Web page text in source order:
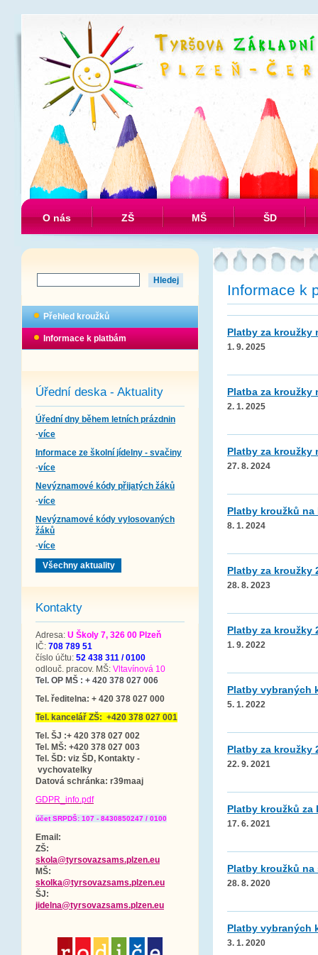
O nás ZŠ MŠ ŠD
Přehled kroužků
Informace k platbám
Úřední deska - Aktuality
Úřední dny během letních prázdnin
-více
Informace ze školní jídelny - svačiny
-více
Nevýznamové kódy přijatých žáků
-více
Nevýznamové kódy vylosovaných
žáků
-více
Všechny aktuality
Kontakty
Adresa: U Školy 7, 326 00 Plzeň
IČ: 708 789 51
číslo účtu: 52 438 311 / 0100
odlouč. pracov. MŠ: Vltavínová 10
Tel. OP MŠ : + 420 378 027 006
Tel. ředitelna: + 420 378 027 000
Tel. kancelář ZŠ: +420 378 027 001
Tel. ŠJ :+ 420 378 027 002
Tel. MŠ: +420 378 027 003
Tel. ŠD: viz ŠD, Kontakty -
vychovatelky
Datová schránka: r39maaj
GDPR_info.pdf
účet SRPDŠ: 107 - 8430850247 / 0100
Email:
ZŠ:
skola@tyrsovazsams.plzen.eu
MŠ:
skolka@tyrsovazsams.plzen.eu
ŠJ:
jidelna@tyrsovazsams.plzen.eu
Informace k
Platby za kroužky
1. 9. 2025
Platba za kroužky
2. 1. 2025
Platby za kroužky
27. 8. 2024
Platby kroužků na
8. 1. 2024
Platby za kroužky
28. 8. 2023
Platby za kroužky
1. 9. 2022
Platby vybraných
5. 1. 2022
Platby za kroužky
22. 9. 2021
Platby kroužků za
17. 6. 2021
Platby kroužků na
28. 8. 2020
Platby vybraných
3. 1. 2020